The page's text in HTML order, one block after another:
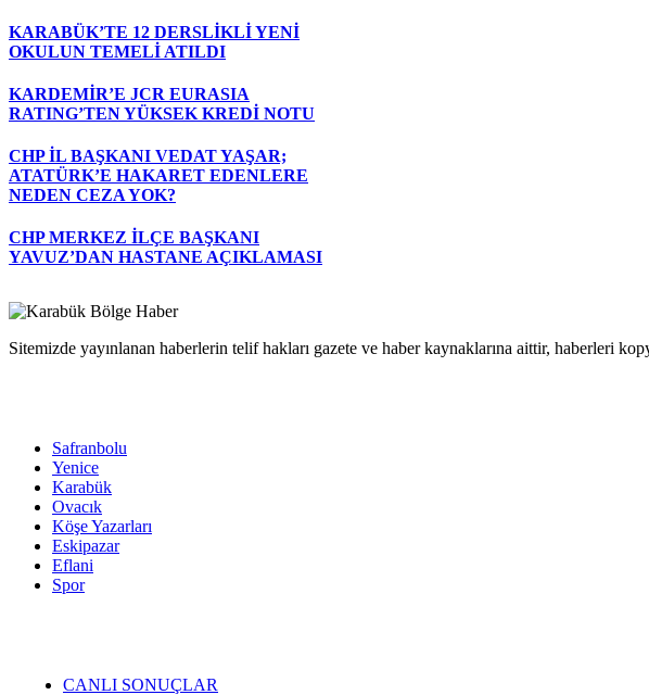
KARABÜK’TE 12 DERSLİKLİ YENİ
OKULUN TEMELİ ATILDI
KARDEMİR’E JCR EURASIA
RATING’TEN YÜKSEK KREDİ NOTU
CHP İL BAŞKANI VEDAT YAŞAR;
ATATÜRK’E HAKARET EDENLERE
NEDEN CEZA YOK?
CHP MERKEZ İLÇE BAŞKANI
YAVUZ’DAN HASTANE AÇIKLAMASI
Sitemizde yayınlanan haberlerin telif hakları gazete ve haber kaynaklarına aittir, haberleri
Safranbolu
Yenice
Karabük
Ovacık
Köşe Yazarları
Eskipazar
Eflani
Spor
CANLI SONUÇLAR